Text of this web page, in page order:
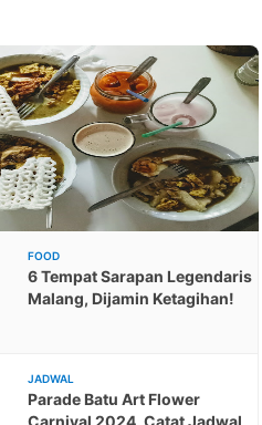
FOOD
6 Tempat Sarapan Legendaris
Malang, Dijamin Ketagihan!
JADWAL
Parade Batu Art Flower